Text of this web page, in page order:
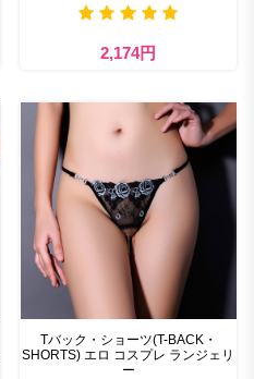
2,174円
Tバック・ショーツ(T-BACK・
SHORTS) エロ コスプレ ランジェリ
ー